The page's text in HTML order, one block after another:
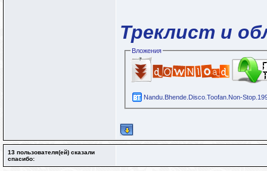
Треклист и
Вложения
Nandu.Bhende.Disco.Toofan.Non-
13 пользователя(ей) сказали
cпасибо: